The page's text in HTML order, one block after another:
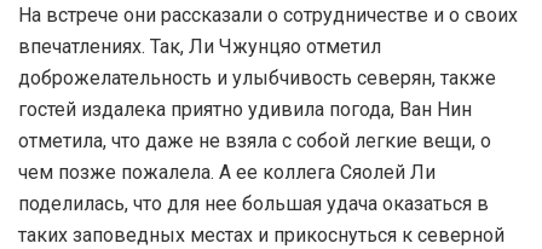
На встрече они рассказали о сотрудничестве и о своих
впечатлениях. Так, Ли Чжунцяо отметил
доброжелательность и улыбчивость северян, также
гостей издалека приятно удивила погода, Ван Нин
отметила, что даже не взяла с собой легкие вещи, о
чем позже пожалела. А ее коллега Сяолей Ли
поделилась, что для нее большая удача оказаться в
таких заповедных местах и прикоснуться к северной